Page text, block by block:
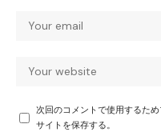
次回のコメントで使用するた
サイトを保存する。